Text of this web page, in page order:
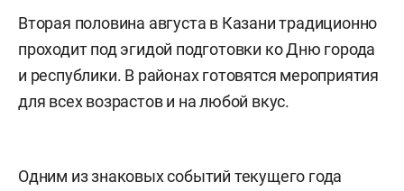
Вторая половина августа в Казани традиционно
проходит под эгидой подготовки ко Дню города
и республики. В районах готовятся мероприятия
для всех возрастов и на любой вкус.
Одним из знаковых событий текущего года